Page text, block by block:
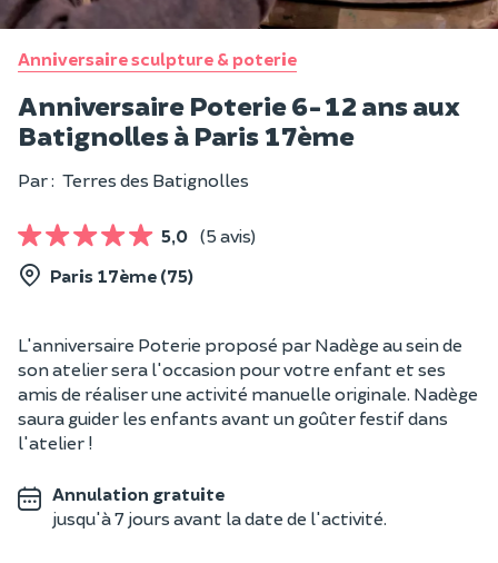
Anniversaire sculpture & poterie
Anniversaire Poterie 6-12 ans aux
Batignolles à Paris 17ème
Par : Terres des Batignolles
5,0 (5 avis)
Paris 17ème (75)
L'anniversaire Poterie proposé par Nadège au sein de
son atelier sera l'occasion pour votre enfant et ses
amis de réaliser une activité manuelle originale. Nadège
saura guider les enfants avant un goûter festif dans
l'atelier !
Annulation gratuite
jusqu'à 7 jours avant la date de l'activité.